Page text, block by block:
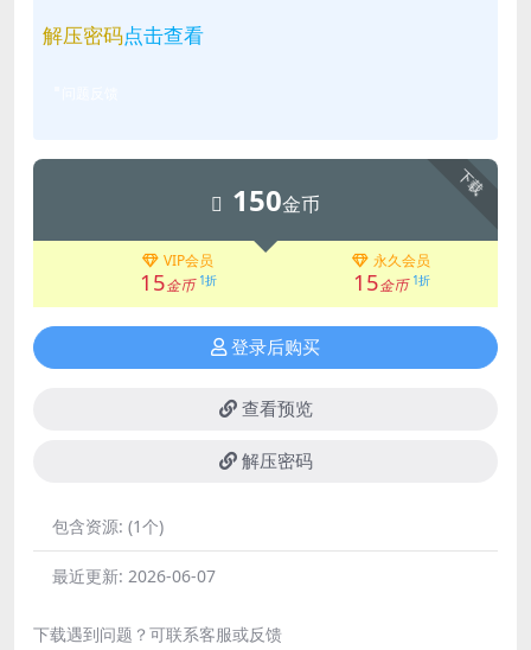
解压密码点击查看
下载
150金币
VIP会员
15金币 1折
永久会员
15金币 1折
登录后购买
查看预览
解压密码
包含资源: (1个)
最近更新: 2026-06-07
下载遇到问题？可联系客服或反馈